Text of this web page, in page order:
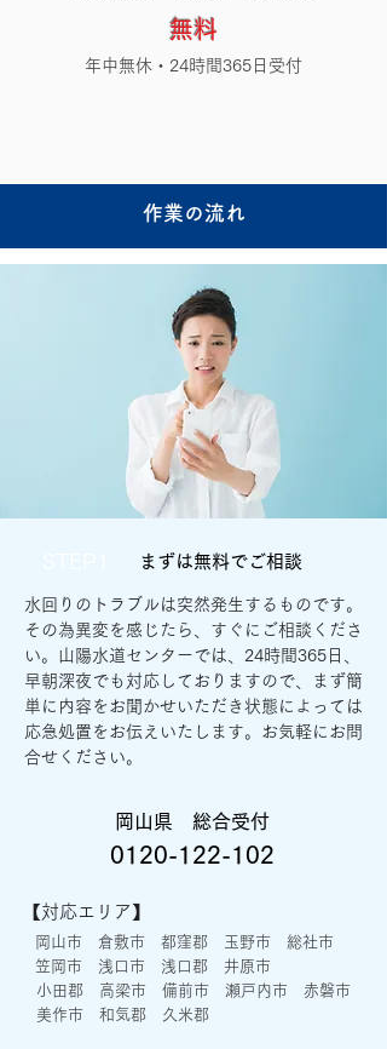
無料
年中無休・24時間365日受付
作業の流れ
まずは無料でご相談
水回りのトラブルは突然発生するものです。
その為異変を感じたら、すぐにご相談くださ
い。山陽水道センターでは、24時間365日、
早朝深夜でも対応しておりますので、まず簡
単に内容をお聞かせいただき状態によっては
応急処置をお伝えいたします。 お気軽にお問
合せください。
岡山県 総合受付
0120-122-102
【対応エリア】
岡山市 倉敷市 都窪郡 玉野市 総社市
笠岡市 浅口市 浅口郡 井原市
小田郡 高梁市 備前市 瀬戸内市 赤磐市
美作市 和気郡 久米郡